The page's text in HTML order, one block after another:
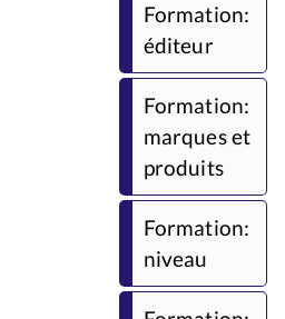
Formation:
éditeur
Formation:
marques et
produits
Formation:
niveau